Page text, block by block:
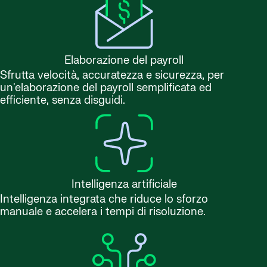
Elaborazione del payroll
Sfrutta velocità, accuratezza e sicurezza, per
un'elaborazione del payroll semplificata ed
efficiente, senza disguidi.
Intelligenza artificiale
Intelligenza integrata che riduce lo sforzo
manuale e accelera i tempi di risoluzione.